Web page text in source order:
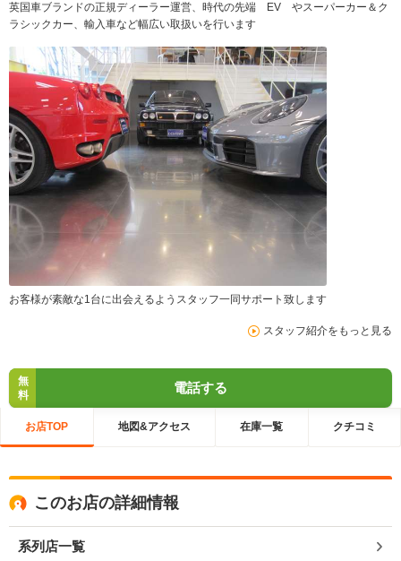
英国車ブランドの正規ディーラー運営、時代の先端 EV やスーパーカー＆ク
ラシックカー、輸入車など幅広い取扱いを行います
お客様が素敵な1台に出会えるようスタッフ一同サポート致します
スタッフ紹介をもっと見る
無
料
電話する
お店TOP 地図&アクセス 在庫一覧 クチコミ
このお店の詳細情報
系列店一覧